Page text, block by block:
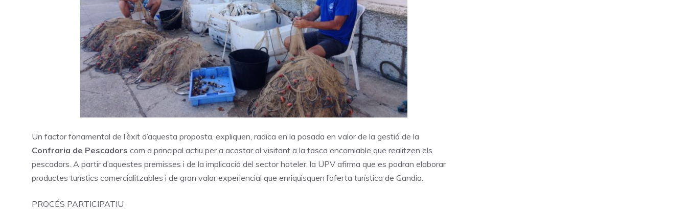
Un factor fonamental de l’èxit d’aquesta proposta, expliquen, radica en la posada en valor de la gestió de la
Confraria de Pescadors com a principal actiu per a acostar al visitant a la tasca encomiable que realitzen els
pescadors. A partir d’aquestes premisses i de la implicació del sector hoteler, la UPV afirma que es podran elaborar
productes turístics comercialitzables i de gran valor experiencial que enriquisquen l’oferta turística de Gandia.
PROCÉS PARTICIPATIU